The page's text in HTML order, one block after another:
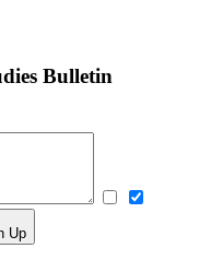
Bulletin
Up